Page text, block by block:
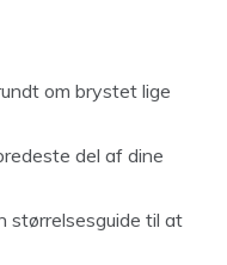
om brystet lige
del af dine
størrelsesguide til at